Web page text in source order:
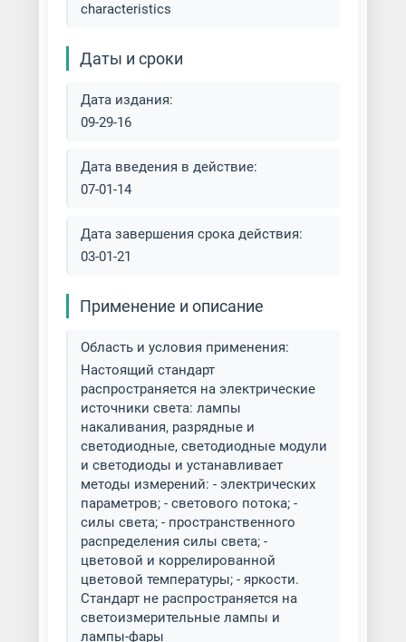
characteristics
Даты и сроки
Дата издания:
09-29-16
Дата введения в действие:
07-01-14
Дата завершения срока действия:
03-01-21
Применение и описание
Область и условия применения:
Настоящий стандарт
распространяется на электрические
источники света: лампы
накаливания, разрядные и
светодиодные, светодиодные модули
и светодиоды и устанавливает
методы измерений: - электрических
параметров; - светового потока; -
силы света; - пространственного
распределения силы света; -
цветовой и коррелированной
цветовой температуры; - яркости.
Стандарт не распространяется на
светоизмерительные лампы и
лампы-фары